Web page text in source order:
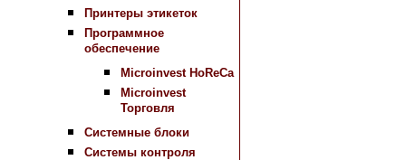
Принтеры этикеток
Программное
обеспечение
Microinvest HoReCa
Microinvest
Торговля
Системные блоки
Системы контроля